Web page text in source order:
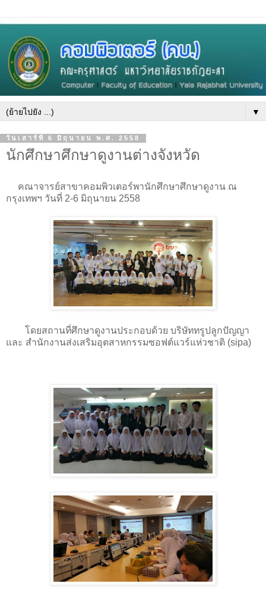
▼
วันเสาร์ที่ 6 มิถุนายน พ.ศ. 2558
นักศึกษาศึกษาดูงานต่างจังหวัด
คณาจารย์สาขาคอมพิวเตอร์พานักศึกษาศึกษาดูงาน ณ
กรุงเทพฯ วันที่ 2-6 มิถุนายน 2558
โดยสถานที่ศึกษาดูงานประกอบด้วย บริษัททรูปลูกปัญญา
และ สำนักงานส่งเสริมอุตสาหกรรมซอฟต์แวร์แห่วชาติ (sipa)